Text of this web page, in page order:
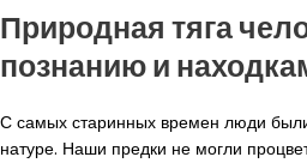
Природная тяга
познанию и
С самых старинных времен люди
натуре. Наши предки не могли